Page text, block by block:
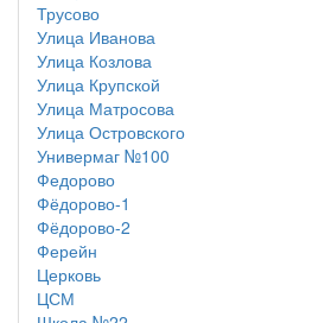
Трусово
Улица Иванова
Улица Козлова
Улица Крупской
Улица Матросова
Улица Островского
Универмаг №100
Федорово
Фёдорово-1
Фёдорово-2
Ферейн
Церковь
ЦСМ